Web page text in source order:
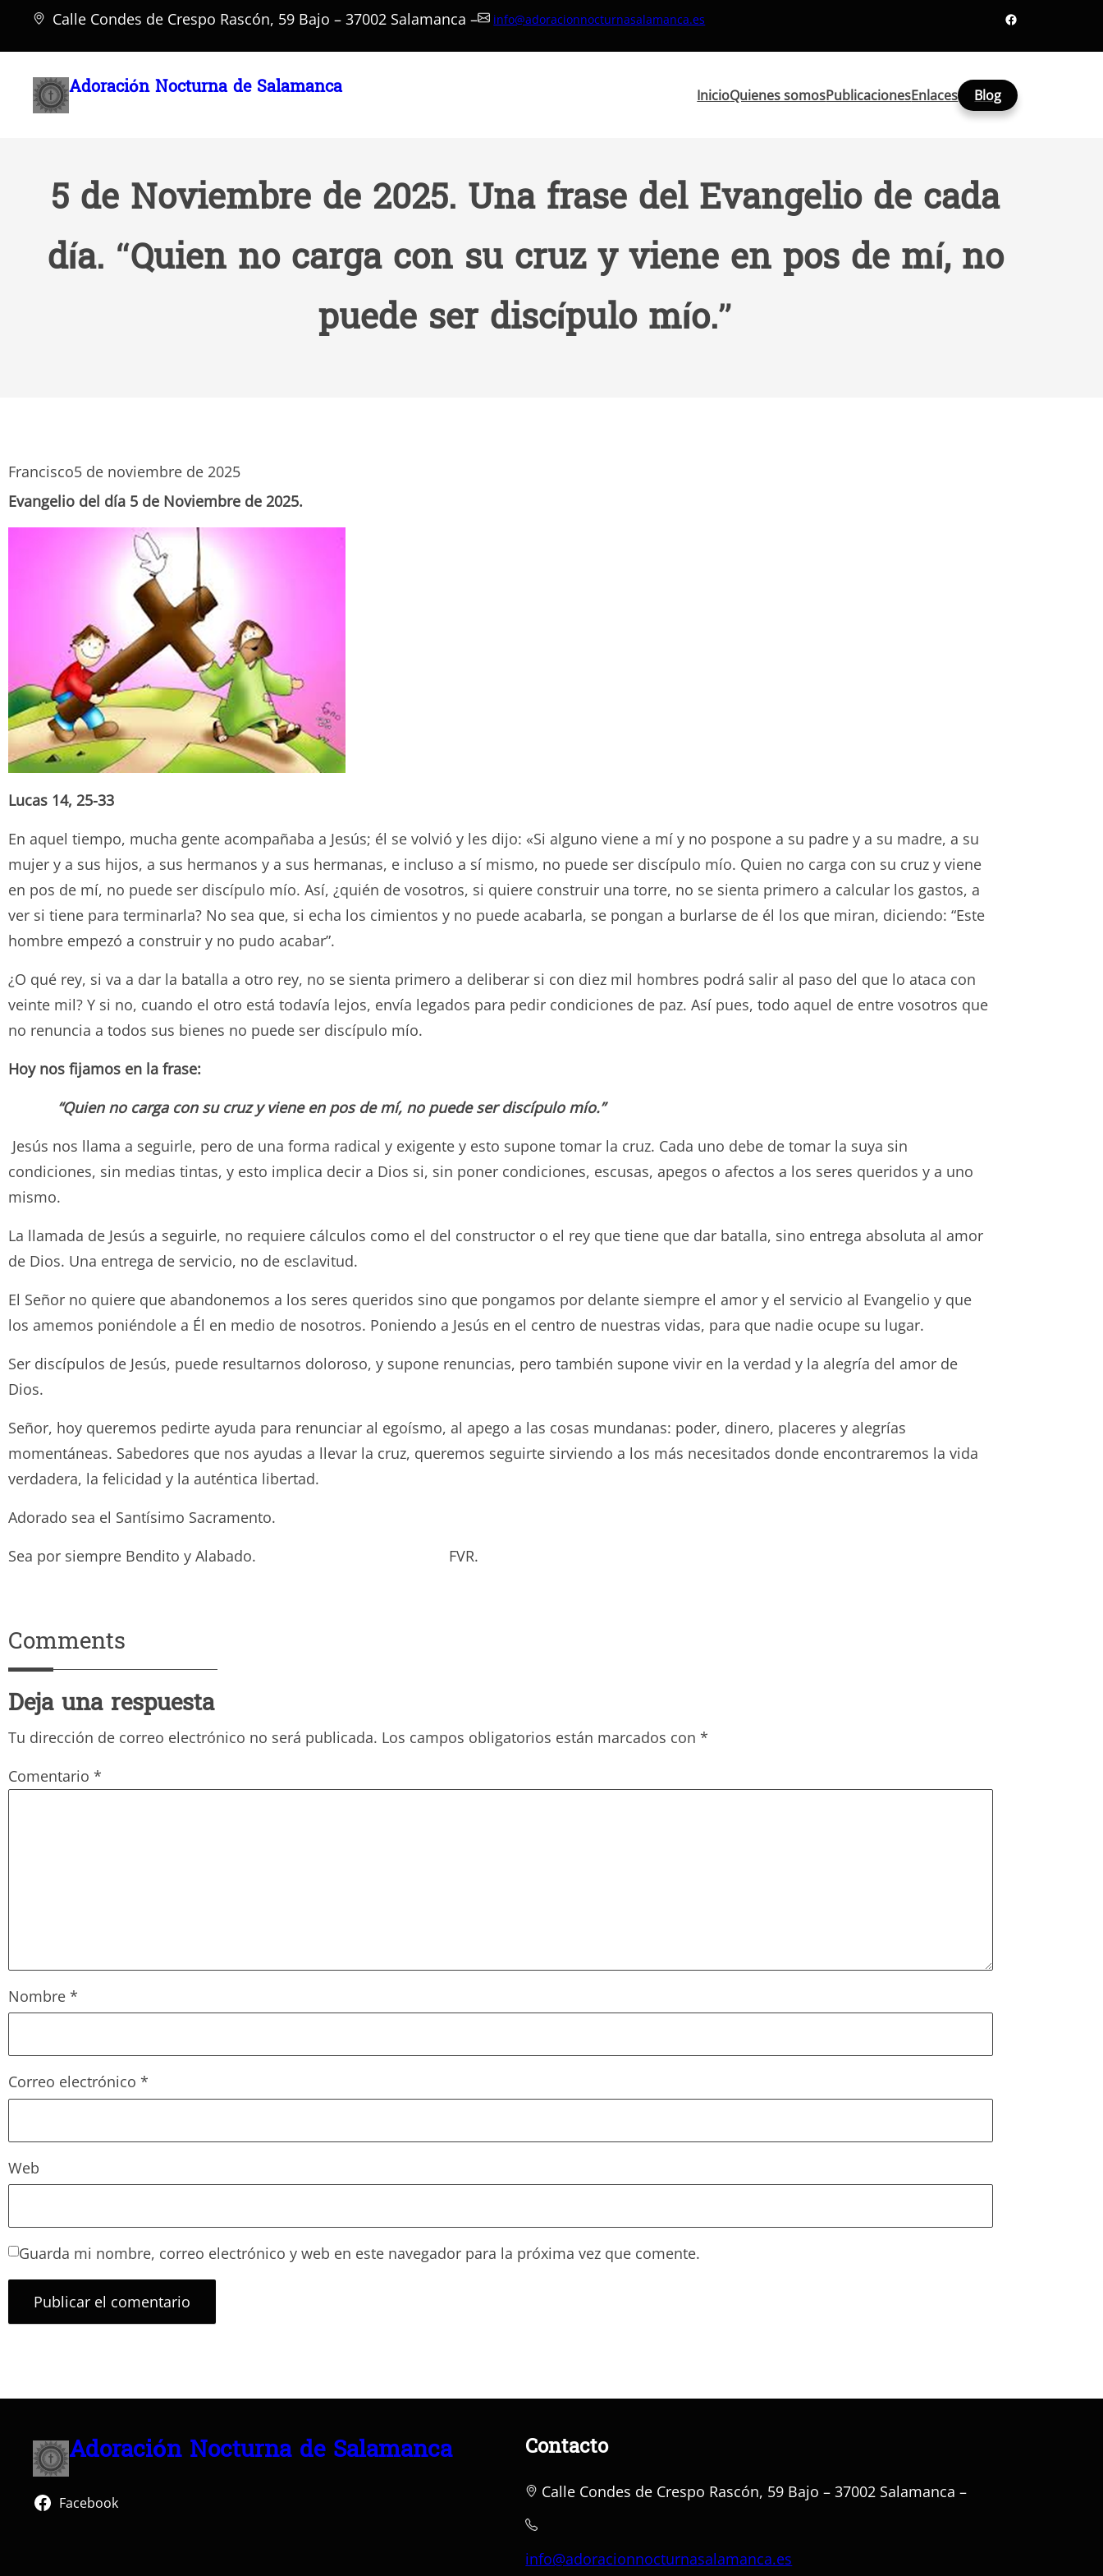
Saltar
Calle Condes de Crespo Rascón, 59 Bajo – 37002 Salamanca – info@adoracionnocturnasalamanca.es Facebook
Adoración Nocturna de Salamanca InicioQuienes somosPublicacionesEnlaces Blog
5 de Noviembre de 2025. Una frase del Evangelio de cada
día. “Quien no carga con su cruz y viene en pos de mí, no
puede ser discípulo mío.”
Francisco5 de noviembre de 2025
Evangelio del día 5 de Noviembre de 2025.
Lucas 14, 25-33
En aquel tiempo, mucha gente acompañaba a Jesús; él se volvió y les dijo: «Si alguno viene a mí y no pospone a su padre y a su madre, a su
mujer y a sus hijos, a sus hermanos y a sus hermanas, e incluso a sí mismo, no puede ser discípulo mío. Quien no carga con su cruz y viene
en pos de mí, no puede ser discípulo mío. Así, ¿quién de vosotros, si quiere construir una torre, no se sienta primero a calcular los gastos, a
ver si tiene para terminarla? No sea que, si echa los cimientos y no puede acabarla, se pongan a burlarse de él los que miran, diciendo: “Este
hombre empezó a construir y no pudo acabar”.
¿O qué rey, si va a dar la batalla a otro rey, no se sienta primero a deliberar si con diez mil hombres podrá salir al paso del que lo ataca con
veinte mil? Y si no, cuando el otro está todavía lejos, envía legados para pedir condiciones de paz. Así pues, todo aquel de entre vosotros que
no renuncia a todos sus bienes no puede ser discípulo mío.
Hoy nos fijamos en la frase:
“Quien no carga con su cruz y viene en pos de mí, no puede ser discípulo mío.”
Jesús nos llama a seguirle, pero de una forma radical y exigente y esto supone tomar la cruz. Cada uno debe de tomar la suya sin
condiciones, sin medias tintas, y esto implica decir a Dios si, sin poner condiciones, escusas, apegos o afectos a los seres queridos y a uno
mismo.
La llamada de Jesús a seguirle, no requiere cálculos como el del constructor o el rey que tiene que dar batalla, sino entrega absoluta al amor
de Dios. Una entrega de servicio, no de esclavitud.
El Señor no quiere que abandonemos a los seres queridos sino que pongamos por delante siempre el amor y el servicio al Evangelio y que
los amemos poniéndole a Él en medio de nosotros. Poniendo a Jesús en el centro de nuestras vidas, para que nadie ocupe su lugar.
Ser discípulos de Jesús, puede resultarnos doloroso, y supone renuncias, pero también supone vivir en la verdad y la alegría del amor de
Dios.
Señor, hoy queremos pedirte ayuda para renunciar al egoísmo, al apego a las cosas mundanas: poder, dinero, placeres y alegrías
momentáneas. Sabedores que nos ayudas a llevar la cruz, queremos seguirte sirviendo a los más necesitados donde encontraremos la vida
verdadera, la felicidad y la auténtica libertad.
Adorado sea el Santísimo Sacramento.
Sea por siempre Bendito y Alabado. FVR.
Comments
Deja una respuesta
Tu dirección de correo electrónico no será publicada. Los campos obligatorios están marcados con *
Comentario *
Nombre *
Correo electrónico *
Web
Guarda mi nombre, correo electrónico y web en este navegador para la próxima vez que comente.
Adoración Nocturna de Salamanca
Facebook
Contacto
Calle Condes de Crespo Rascón, 59 Bajo – 37002 Salamanca –
info@adoracionnocturnasalamanca.es